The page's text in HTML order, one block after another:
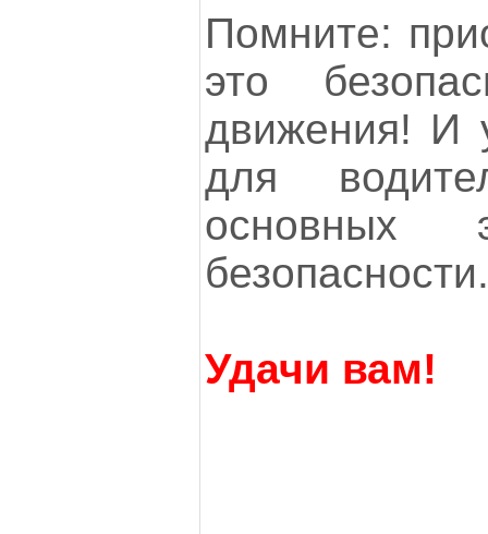
Помните:
это
движения! И
для
основных
безопасности.
Удачи вам!